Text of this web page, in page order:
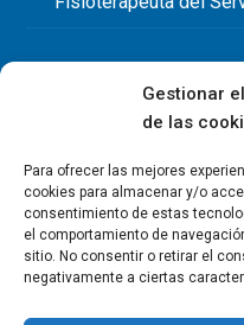
Gestionar
de las
Para ofrecer las mejores
cookies para almacenar y/o
consentimiento de estas
el comportamiento de
sitio. No consentir o retirar el
negativamente a ciertas